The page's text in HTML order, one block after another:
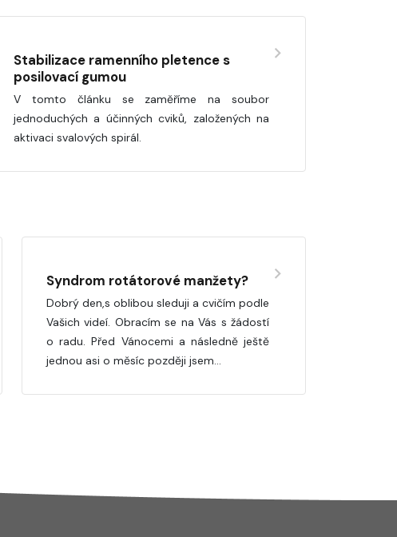
Stabilizace ramenního pletence s
posilovací gumou
V tomto článku se zaměříme na soubor
jednoduchých a účinných cviků, založených na
aktivaci svalových spirál.
Syndrom rotátorové manžety?
Dobrý den,s oblibou sleduji a cvičím podle
Vašich videí. Obracím se na Vás s žádostí
o radu. Před Vánocemi a následně ještě
jednou asi o měsíc později jsem…